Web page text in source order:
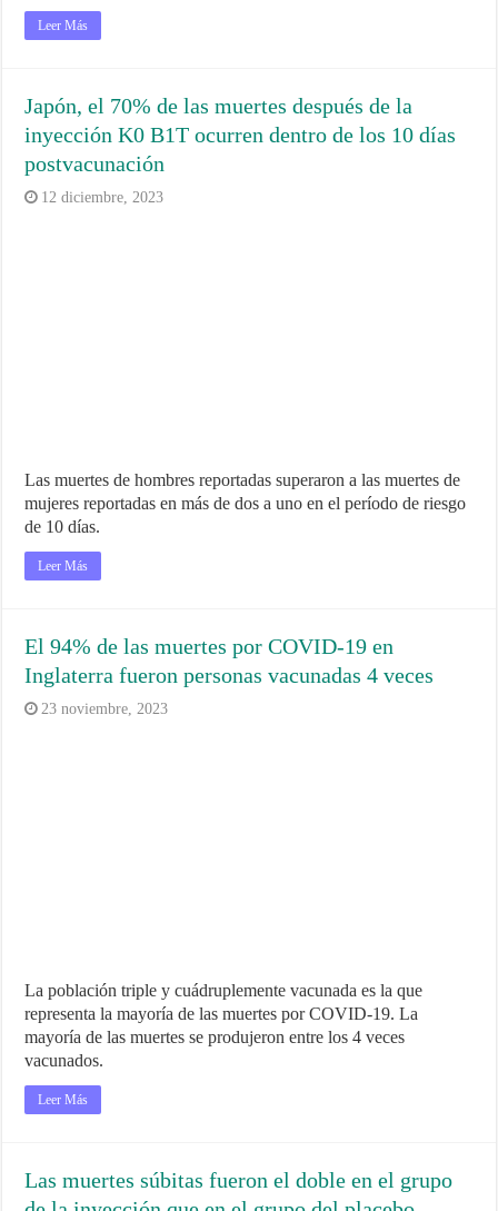
Leer Más
Japón, el 70% de las muertes después de la
inyección K0 B1T ocurren dentro de los 10 días
postvacunación
12 diciembre, 2023
Las muertes de hombres reportadas superaron a las muertes de
mujeres reportadas en más de dos a uno en el período de riesgo
de 10 días.
Leer Más
El 94% de las muertes por COVID-19 en
Inglaterra fueron personas vacunadas 4 veces
23 noviembre, 2023
La población triple y cuádruplemente vacunada es la que
representa la mayoría de las muertes por COVID-19. La
mayoría de las muertes se produjeron entre los 4 veces
vacunados.
Leer Más
Las muertes súbitas fueron el doble en el grupo